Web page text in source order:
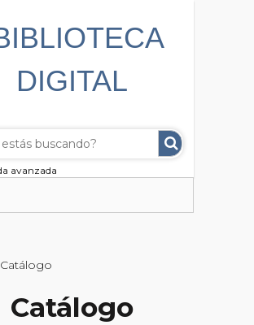
avanzada
Catálogo